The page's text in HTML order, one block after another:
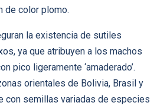
de color plomo.
la existencia de sutiles
ya que atribuyen a los machos
pico ligeramente ‘amaderado’.
orientales de Bolivia, Brasil y
con semillas variadas de especies